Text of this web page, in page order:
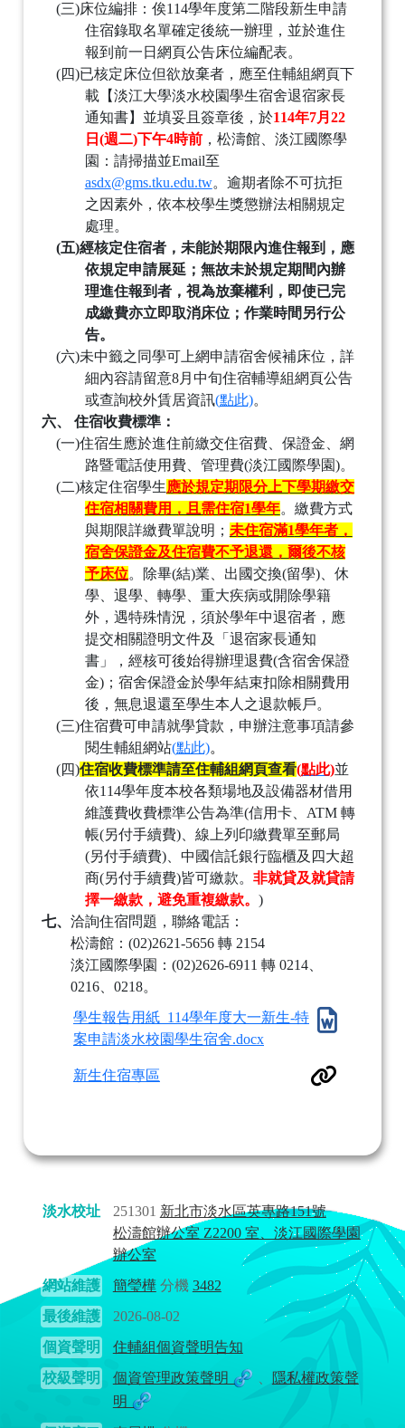
(三)床位編排：俟114學年度第二階段新生申請
住宿錄取名單確定後統一辦理，並於進住
報到前一日網頁公告床位編配表。
(四)已核定床位但欲放棄者，應至住輔組網頁下
載【淡江大學淡水校園學生宿舍退宿家長
通知書】並填妥且簽章後，於114年7月 22
日 (週二)下午4時前，松濤館、淡江國際學
園：請掃描並Email至
asdx@gms.tku.edu.tw。逾期者除不可抗拒
之因素外，依本校學生獎懲辦法相關規定
處理。
(五)經核定住宿者，未能於期限內進住報到，應
依規定申請展延；無故未於規定期間內辦
理進住報到者，視為放棄權利，即使已完
成繳費亦立即取消床位；作業時間另行公
告。
(六)未中籤之同學可上網申請宿舍候補床位，詳
細內容請留意8月中旬住宿輔導組網頁公告
或查詢校外賃居資訊(點此)。
六、
住宿收費標準：
(一)住宿生應於進住前繳交住宿費、保證金、網
路暨電話使用費、管理費(淡江國際學園)。
(二)核定住宿學生應於規定期限分上下學期繳交
住宿相關費用，且需住宿1學年。繳費方式
與期限詳繳費單說明； 未住宿滿1學年者，
宿舍保證金及住宿費不予退還，爾後不核
予床位。除畢(結)業、出國交換(留學)、休
學、退學、轉學、重大疾病或開除學籍
外，遇特殊情況，須於學年中退宿者，應
提交相關證明文件及「退宿家長通知
書」，經核可後始得辦理退費(含宿舍保證
金)；宿舍保證金於學年結束扣除相關費用
後，無息退還至學生本人之退款帳戶。
(三)住宿費可申請就學貸款，申辦注意事項請參
閱生輔組網站(點此)。
(四)住宿收費標準請至住輔組網頁查看(點此)並
依114學年度本校各類場地及設備器材借用
維護費收費標準公告為準(信用卡、 ATM 轉
帳(另付手續費)、線上列印繳費單至郵局
(另付手續費)、中國信託銀行臨櫃及四大超
商(另付手續費)皆可繳款。 非就貸及就貸請
擇一繳款，避免重複繳款。 )
七、 洽詢住宿問題，聯絡電話：
松濤館： (02)2621-5656 轉 2154
淡江國際學園： (02)2626-6911 轉 0214、
0216、 0218。
學生報告用紙_114學年度大一新生-特
案申請淡水校園學生宿舍.docx
新生住宿專區
淡水校址 251301 新北市淡水區英專路151號
松濤館辦公室 Z2200 室、淡江國際學園
辦公室
網站維護
簡瑩樺分機 3482
最後維護
2026-08-02
個資聲明
住輔組個資聲明告知
校級聲明
個資管理政策聲明 、
隱私權政策聲
明